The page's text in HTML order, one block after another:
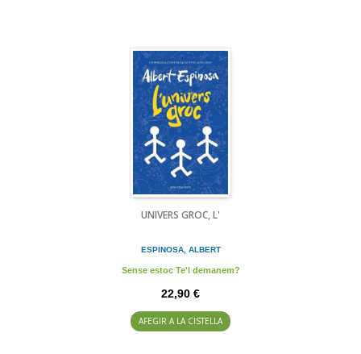
UNIVERS GROC, L'
ESPINOSA, ALBERT
Sense estoc Te'l demanem?
22,90 €
AFEGIR A LA CISTELLA